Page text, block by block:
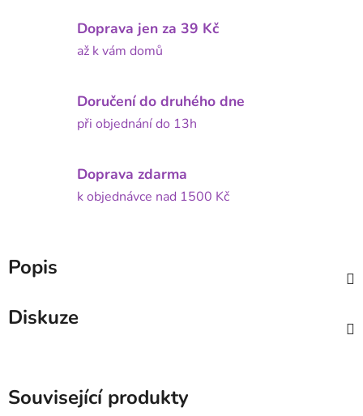
Doprava jen za 39 Kč
až k vám domů
Doručení do druhého dne
při objednání do 13h
Doprava zdarma
k objednávce nad 1500 Kč
Popis
Diskuze
Související produkty